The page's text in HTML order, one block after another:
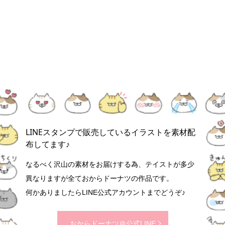
LINEスタンプで販売しているイラストを素材配
布してます♪
なるべく沢山の素材をお届けする為、テイストが多少
異なりますが全ておからドーナツの作品です。
何かありましたらLINE公式アカウントまでどうぞ♪